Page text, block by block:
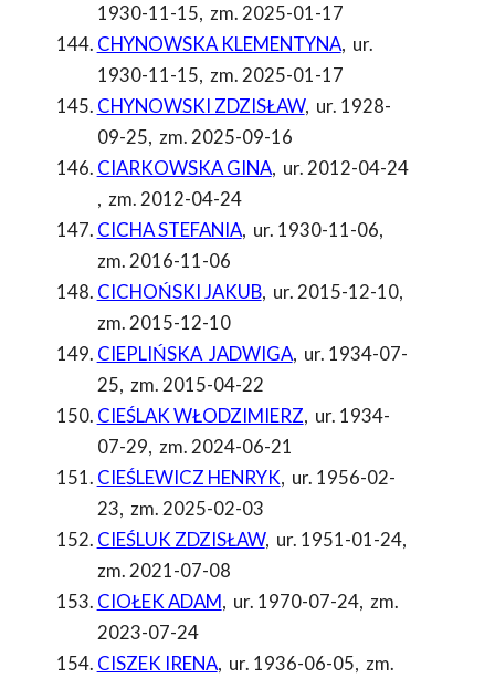
1930-11-15, zm. 2025-01-17
CHYNOWSKA KLEMENTYNA, ur.
1930-11-15, zm. 2025-01-17
CHYNOWSKI ZDZISŁAW, ur. 1928-
09-25, zm. 2025-09-16
CIARKOWSKA GINA, ur. 2012-04-24
, zm. 2012-04-24
CICHA STEFANIA, ur. 1930-11-06,
zm. 2016-11-06
CICHOŃSKI JAKUB, ur. 2015-12-10,
zm. 2015-12-10
CIEPLIŃSKA JADWIGA, ur. 1934-07-
25, zm. 2015-04-22
CIEŚLAK WŁODZIMIERZ, ur. 1934-
07-29, zm. 2024-06-21
CIEŚLEWICZ HENRYK, ur. 1956-02-
23, zm. 2025-02-03
CIEŚLUK ZDZISŁAW, ur. 1951-01-24,
zm. 2021-07-08
CIOŁEK ADAM, ur. 1970-07-24, zm.
2023-07-24
CISZEK IRENA, ur. 1936-06-05, zm.